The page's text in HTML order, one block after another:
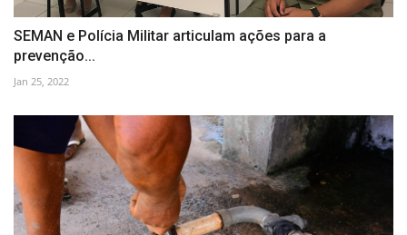
SEMAN e Polícia Militar articulam ações para a
prevenção...
Jan 25, 2022